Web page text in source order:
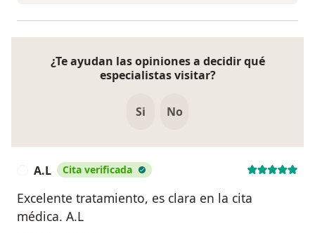
¿Te ayudan las opiniones a decidir qué
especialistas visitar?
Si No
A.L Cita verificada
Excelente tratamiento, es clara en la cita
médica. A.L